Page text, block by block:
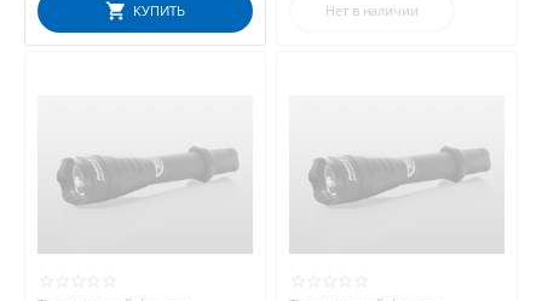
КУПИТЬ Нет в наличии